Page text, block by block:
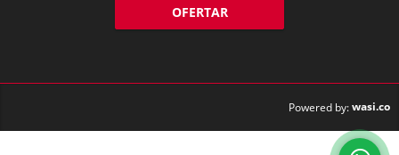
OFERTAR
Powered by:wasi.co